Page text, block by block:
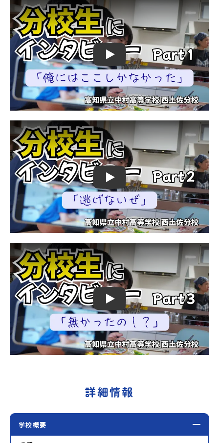
Play
Play
Play
詳細情報
学校概要